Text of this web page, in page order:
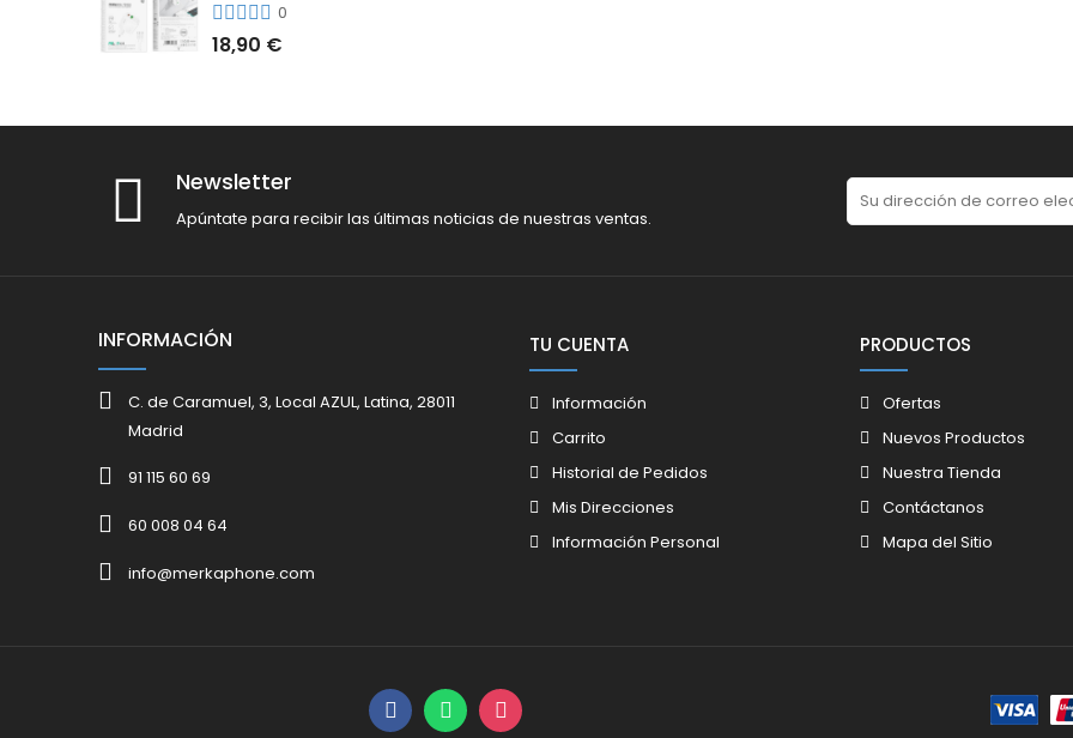
0
18,90 €
Newsletter
Apúntate para recibir las últimas noticias de nuestras ventas.
INFORMACIÓN
C. de Caramuel, 3, Local AZUL, Latina, 28011
Madrid
91 115 60 69
60 008 04 64
info@merkaphone.com
TU CUENTA
Información
Carrito
Historial de Pedidos
Mis Direcciones
Información Personal
PRODUCTOS
Ofertas
Nuevos Productos
Nuestra Tienda
Contáctanos
Mapa del Sitio